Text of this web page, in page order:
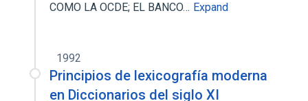
COMO LA OCDE; EL BANCO… Expand
1992
Principios de lexicografía moderna
en Diccionarios del siglo XI